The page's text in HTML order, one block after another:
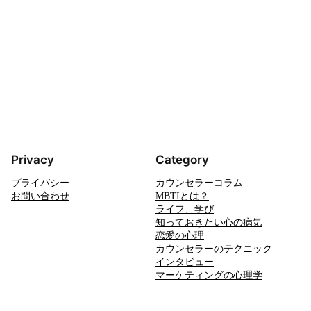
Privacy
プライバシー
お問い合わせ
Category
カウンセラーコラム
MBTIとは？
ライフ、学び
知っておきたい心の病気
恋愛の心理
カウンセラーのテクニック
インタビュー
マーケティングの心理学